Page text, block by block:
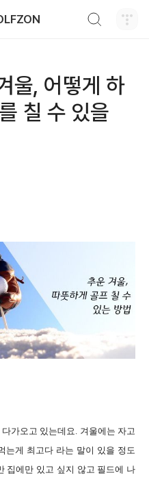
울, 어떻게 하
칠 수 있을
가오고 있는데요. 겨울에는 자고
는게 최고다 라는 말이 있을 정도
집에만 있고 싶지 않고 필드에 나